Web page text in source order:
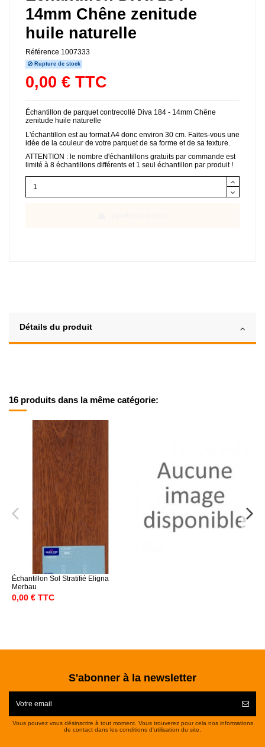
14mm Chêne zenitude
huile naturelle
Référence 1007333
Rupture de stock
0,00 € TTC
Échantillon de parquet contrecollé Diva 184 - 14mm Chêne
zenitude huile naturelle
L'échantillon est au format A4 donc environ 30 cm. Faites-vous une
idée de la couleur de votre parquet de sa forme et de sa texture.
ATTENTION : le nombre d'échantillons gratuits par commande est
limité à 8 échantillons différents et 1 seul échantillon par produit !
Détails du produit
16 produits dans la même catégorie:
Échantillon Sol Stratifié Eligna
Merbau
0,00 € TTC
S'abonner à la newsletter
Vous pouvez vous désinscrire à tout moment. Vous trouverez pour cela nos informations
de contact dans les conditions d'utilisation du site.